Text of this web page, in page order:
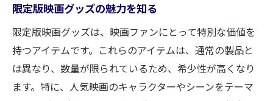
限定版映画グッズの魅力を知る
限定版映画グッズは、映画ファンにとって特別な価値を
持つアイテムです。これらのアイテムは、通常の製品と
は異なり、数量が限られているため、希少性が高くなり
ます。特に、人気映画のキャラクターやシーンをテーマ